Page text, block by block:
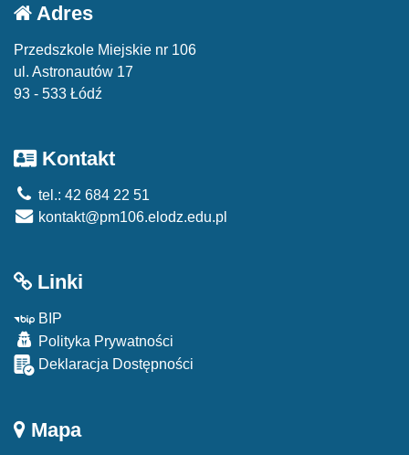
Adres
Przedszkole Miejskie nr 106
ul. Astronautów 17
93 - 533 Łódź
Kontakt
tel.: 42 684 22 51
kontakt@pm106.elodz.edu.pl
Linki
BIP
Polityka Prywatności
Deklaracja Dostępności
Mapa